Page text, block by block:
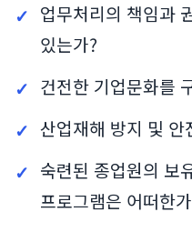
업무처리의 책임과
있는가?
건전한 기업문화를
산업재해 방지 및 안
숙련된 종업원의 보
프로그램은 어떠한